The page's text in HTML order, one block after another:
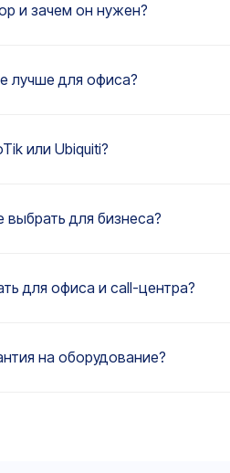
и зачем он нужен?
лучше для офиса?
или Ubiquiti?
для бизнеса?
для офиса и call-центра?
на оборудование?